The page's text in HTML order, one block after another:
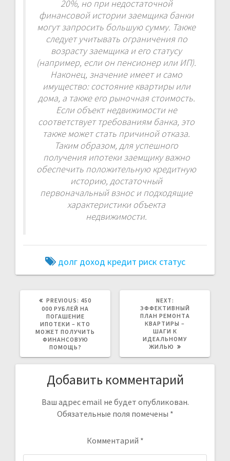
20%, но при недостаточной
финансовой истории заемщика банки
могут запросить большую сумму. Также
следует учитывать ограничения по
возрасту заемщика и его статусу
(например, если он пенсионер или ИП).
Наконец, значение имеет и само
имущество: состояние квартиры или
дома, а также его рыночная стоимость.
Если объект недвижимости не
соответствует требованиям банка, это
также может стать причиной отказа.
Таким образом, для успешного
получения ипотеки заемщику важно
обеспечить положительную кредитную
историю, достаточный
первоначальный взнос и подходящие
характеристики объекта
недвижимости.
долг доход кредит риск статус
PREVIOUS: ПРЕДЫДУЩАЯ
ЗАПИСЬ:
450
000 РУБЛЕЙ НА
ПОГАШЕНИЕ
ИПОТЕКИ – КТО
МОЖЕТ ПОЛУЧИТЬ
ФИНАНСОВУЮ
ПОМОЩЬ?
NEXT:
ЗАПИСЬ:
ЭФФЕКТИВНЫЙ
ПЛАН РЕМОНТА
КВАРТИРЫ –
ШАГИ К
ИДЕАЛЬНОМУ
ЖИЛЬЮ
Добавить комментарий
Ваш адрес email не будет опубликован.
Обязательные поля помечены *
Комментарий *